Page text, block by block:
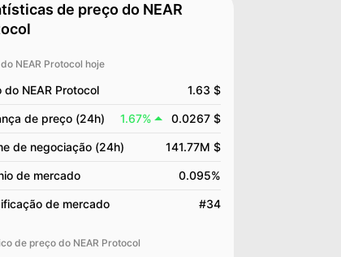
de preço do NEAR
NEAR Protocol hoje
do NEAR Protocol 1.63 $
de preço (24h) 1.67% 0.0267 $
de negociação (24h) 141.77M $
de mercado 0.095%
de mercado #34
de preço do NEAR Protocol